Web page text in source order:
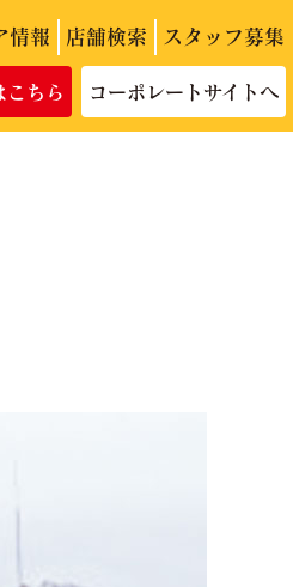
情報 店舗検索 スタッフ募集
こちら コーポレートサイトへ